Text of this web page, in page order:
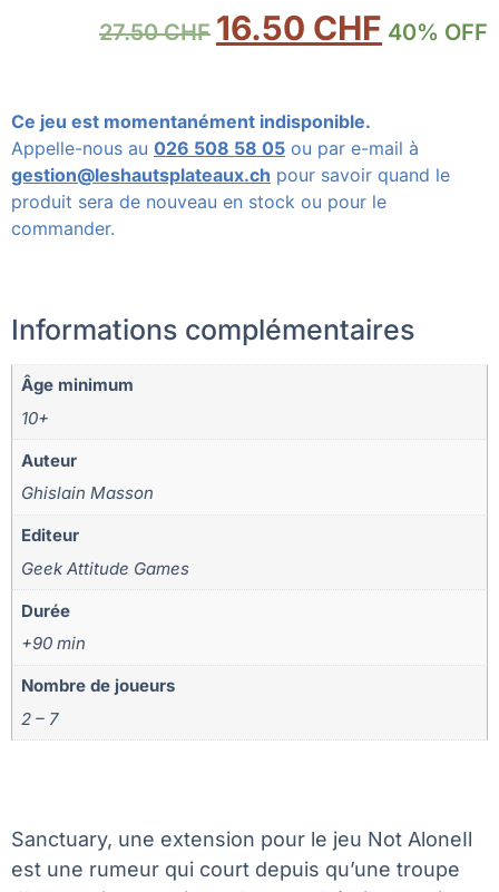
27.50CHF 16.50 CHF 40% OFF
Ce jeu est momentanément indisponible.
Appelle-nous au 026 508 58 05 ou par e-mail à
gestion@leshautsplateaux.ch pour savoir quand le
produit sera de nouveau en stock ou pour le
commander.
Informations complémentaires
Âge minimum
10+
Auteur
Ghislain Masson
Editeur
Geek Attitude Games
Durée
+90 min
Nombre de joueurs
2 – 7
Sanctuary, une extension pour le jeu Not AloneIl
est une rumeur qui court depuis qu’une troupe